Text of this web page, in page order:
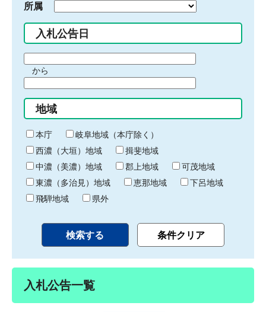
所属
入札公告日
間
始
り
から
間
終
わ
り
地域
本庁
岐阜地域（本庁除く）
西濃（大垣）地域
揖斐地域
中濃（美濃）地域
郡上地域
可茂地域
東濃（多治見）地域
恵那地域
下呂地域
飛騨地域
県外
入札公告一覧